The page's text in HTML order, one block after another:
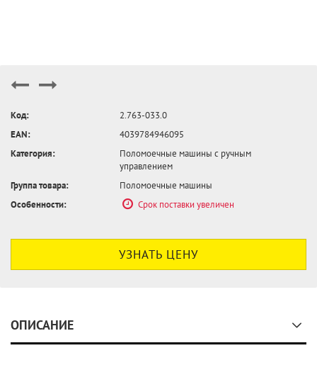
Код:
2.763-033.0
EAN:
4039784946095
Категория:
Поломоечные машины с ручным
управлением
Группа товара:
Поломоечные машины
Особенности:
Срок поставки увеличен
УЗНАТЬ ЦЕНУ
ОПИСАНИЕ